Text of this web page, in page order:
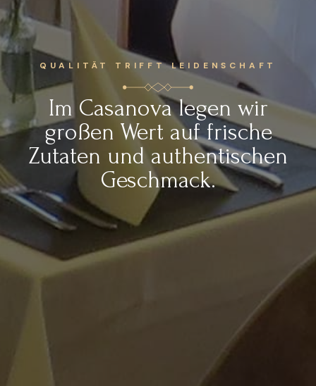
QUALITÄT TRIFFT LEIDENSCHAFT
Im Casanova legen wir
großen Wert auf frische
Zutaten und authentischen
Geschmack.